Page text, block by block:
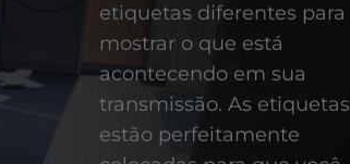
etiquetas diferentes para
mostrar o que está
acontecendo em sua
transmissão. As etiquetas
estão perfeitamente